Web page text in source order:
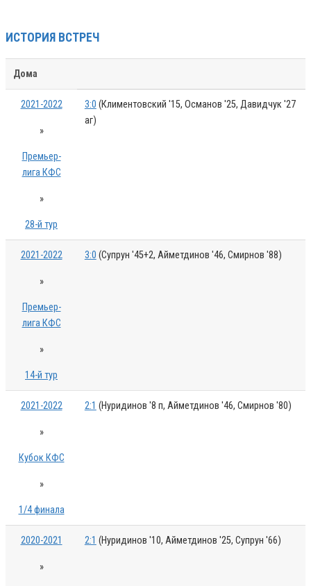
ИСТОРИЯ ВСТРЕЧ
Дома
2021-2022
»
Премьер-
лига КФС
»
28-й тур
3:0 (Климентовский '15, Османов '25, Давидчук '27
аг)
2021-2022
»
Премьер-
лига КФС
»
14-й тур
3:0 (Супрун '45+2, Айметдинов '46, Смирнов '88)
2021-2022
»
Кубок КФС
»
1/4 финала
2:1 (Нуридинов '8 п, Айметдинов '46, Смирнов '80)
2020-2021
»
2:1 (Нуридинов '10, Айметдинов '25, Супрун '66)